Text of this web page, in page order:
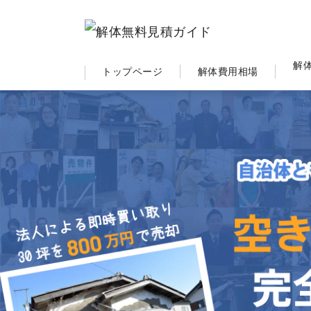
トップページ 解体費用相場
解